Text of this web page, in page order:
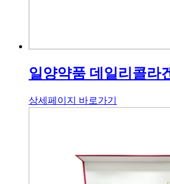
일양약품 데일리콜라
상세페이지 바로가기